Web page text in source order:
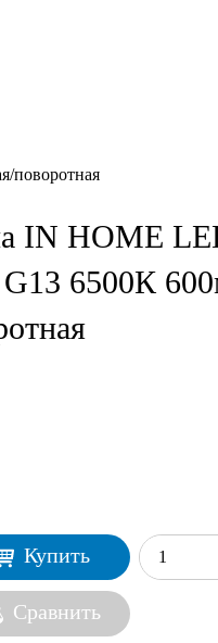
поворотная
IN HOME
6500К
Купить
Сравнить